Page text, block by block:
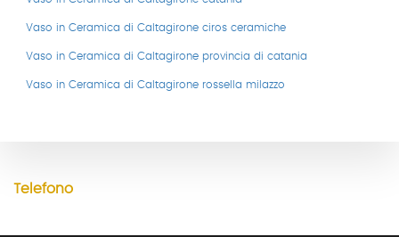
Vaso in Ceramica di Caltagirone ciros ceramiche
Vaso in Ceramica di Caltagirone provincia di catania
Vaso in Ceramica di Caltagirone rossella milazzo
Telefono